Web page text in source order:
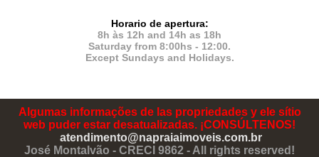
Horario de apertura:
8h às 12h and 14h as 18h
Saturday from 8:00hs - 12:00.
Except Sundays and Holidays.
Algumas informações de las propriedades y ele sítio
web puder estar desatualizadas. ¡CONSÚLTENOS!
atendimento@napraiaimoveis.com.br
José Montalvão - CRECI 9862 - All rights reserved!